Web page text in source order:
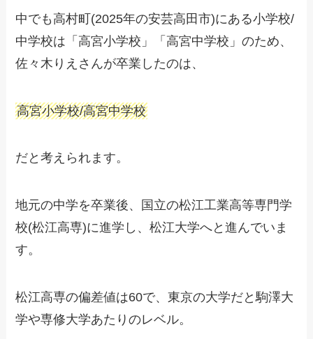
中でも高村町(2025年の安芸高田市)にある小学校/
中学校は「高宮小学校」「高宮中学校」のため、
佐々木りえさんが卒業したのは、
高宮小学校/高宮中学校
だと考えられます。
地元の中学を卒業後、国立の松江工業高等専門学
校(松江高専)に進学し、松江大学へと進んでいま
す。
松江高専の偏差値は60で、東京の大学だと駒澤大
学や専修大学あたりのレベル。